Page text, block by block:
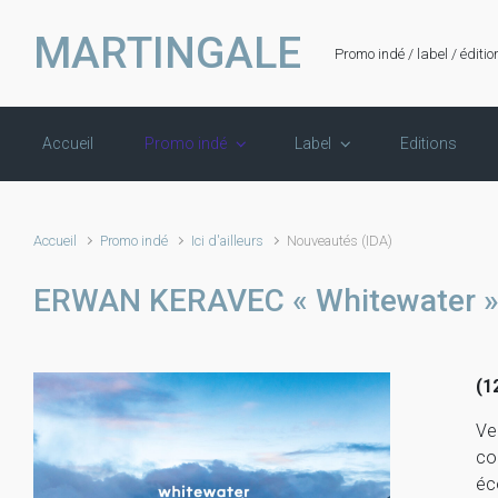
MARTINGALE Promo indé / label /
Accueil Promo indé Label Editions
Accueil Promo indé Ici d'ailleurs Nouveautés (IDA)
ERWAN KERAVEC « Whitewater »